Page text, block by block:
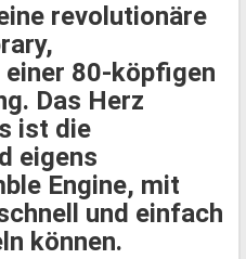
revolutionäre
80-köpfigen
Das Herz
ist die
eigens
Engine, mit
und einfach
können.